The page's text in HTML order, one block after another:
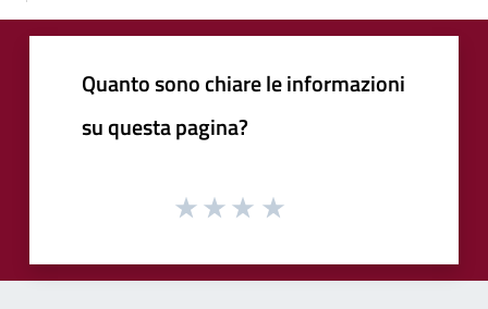
Quanto sono chiare le informazioni
su questa pagina?